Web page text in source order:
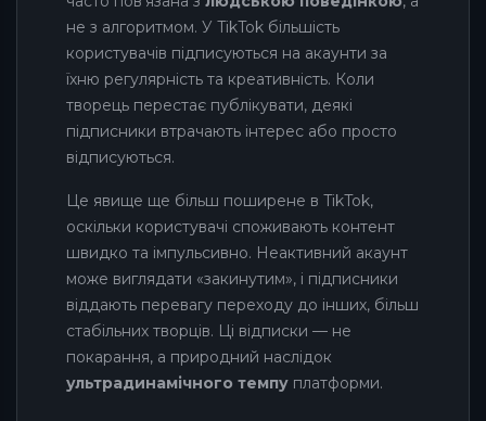
не з алгоритмом. У TikTok більшість
користувачів підписуються на акаунти за
їхню регулярність та креативність. Коли
творець перестає публікувати, деякі
підписники втрачають інтерес або просто
відписуються.
Це явище ще більш поширене в TikTok,
оскільки користувачі споживають контент
швидко та імпульсивно. Неактивний акаунт
може виглядати «закинутим», і підписники
віддають перевагу переходу до інших, більш
стабільних творців. Ці відписки — не
покарання, а природний наслідок
ультрадинамічного темпу платформи.